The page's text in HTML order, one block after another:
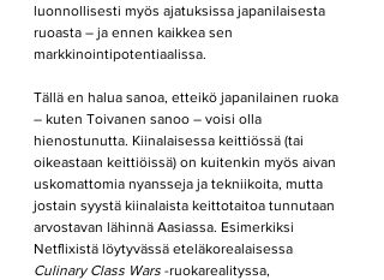
luonnollisesti myös ajatuksissa japanilaisesta
ruoasta – ja ennen kaikkea sen
markkinointipotentiaalissa.
Tällä en halua sanoa, etteikö japanilainen ruoka
– kuten Toivanen sanoo – voisi olla
hienostunutta. Kiinalaisessa keittiössä (tai
oikeastaan keittiöissä) on kuitenkin myös aivan
uskomattomia nyansseja ja tekniikoita, mutta
jostain syystä kiinalaista keittotaitoa tunnutaan
arvostavan lähinnä Aasiassa. Esimerkiksi
Netflixistä löytyvässä eteläkorealaisessa
Culinary Class Wars -ruokarealityssa,